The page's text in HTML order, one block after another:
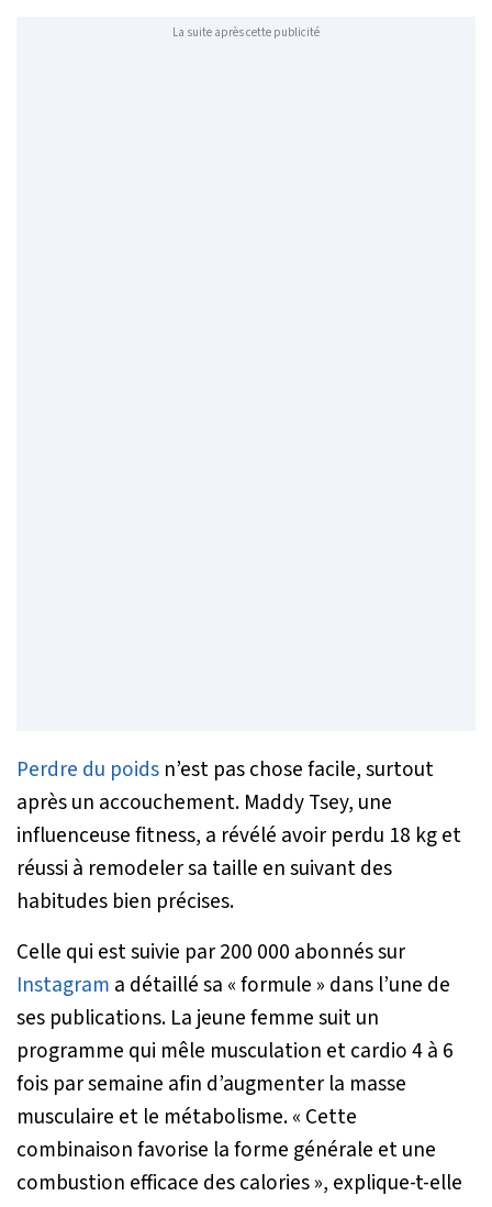
La suite après cette publicité
Perdre du poids n’est pas chose facile, surtout
après un accouchement. Maddy Tsey, une
influenceuse fitness, a révélé avoir perdu 18 kg et
réussi à remodeler sa taille en suivant des
habitudes bien précises.
Celle qui est suivie par 200 000 abonnés sur
Instagram a détaillé sa « formule » dans l’une de
ses publications. La jeune femme suit un
programme qui mêle musculation et cardio 4 à 6
fois par semaine afin d’augmenter la masse
musculaire et le métabolisme. « Cette
combinaison favorise la forme générale et une
combustion efficace des calories», explique-t-elle